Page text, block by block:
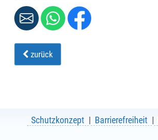
zurück
Schutzkonzept Barrierefreiheit